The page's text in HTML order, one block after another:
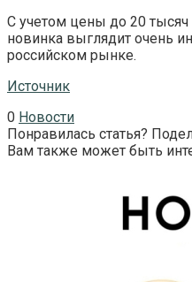
С учетом цены до 20 тысяч
новинка выглядит очень
российском рынке.
Источник
0 Новости
Понравилась статья?
Вам также может быть